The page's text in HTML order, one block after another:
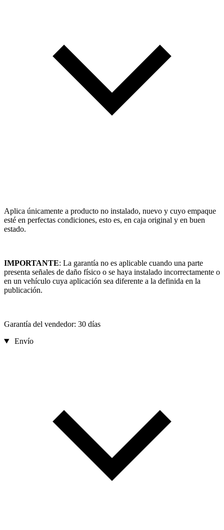
Aplica únicamente a producto no instalado, nuevo y cuyo empaque
esté en perfectas condiciones, esto es, en caja original y en buen
estado.
IMPORTANTE: La garantía no es aplicable cuando una parte
presenta señales de daño físico o se haya instalado incorrectamente o
en un vehículo cuya aplicación sea diferente a la definida en la
publicación.
Garantía del vendedor: 30 días
Envío